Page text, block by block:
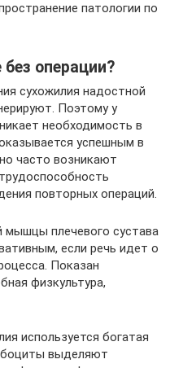
патологии по
операции?
сухожилия надостной
Поэтому у
необходимость в
успешным в
часто возникают
повторных операций.
плечевого сустава
если речь идет о
Показан
физкультура,
используется богатая
выделяют